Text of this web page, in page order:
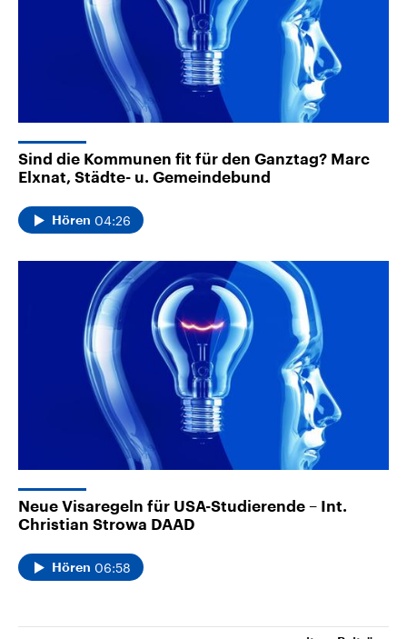
Sind die Kommunen fit für den Ganztag? Marc
Elxnat, Städte- u. Gemeindebund
Hören 04:26
Neue Visaregeln für USA-Studierende – Int.
Christian Strowa DAAD
Hören 06:58